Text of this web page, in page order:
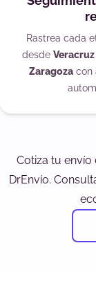
Rastrea cada
desde Veracruz
Zaragozacon
Cotiza tu envío
DrEnvío.